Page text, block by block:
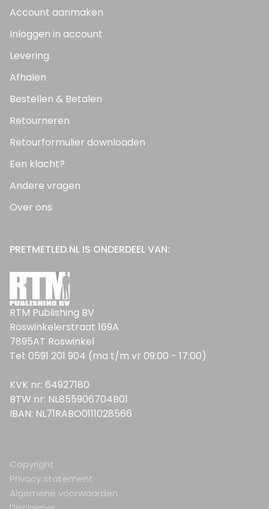
Account aanmaken
Inloggen in account
Levering
Afhalen
Bestellen & Betalen
Retourneren
Retourformulier downloaden
Een klacht?
Andere vragen
Over ons
PRETMETLED.NL IS ONDERDEEL VAN:
RTM Publishing BV
Roswinkelerstraat 169A
7895AT Roswinkel
Tel: 0591 201 904 (ma t/m vr 09:00 - 17:00)
KVK nr: 64927180
BTW nr: NL855906704B01
IBAN: NL71RABO0111028566
Copyright
Privacy statement
Algemene voorwaarden